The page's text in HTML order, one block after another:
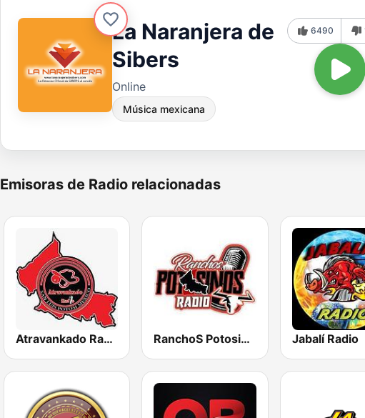
La Naranjera de
Sibers
Online
Música mexicana
6490
Emisoras de Radio relacionadas
Atravankado Radio RanchoS PotosinoS Radio Jabalí Radio